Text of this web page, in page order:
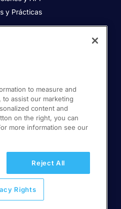
y Prácticas
social
de clientes
Privacidad
to measure and
assist our marketing
content and
on the right, you can
more information see our
Reject All
Rights